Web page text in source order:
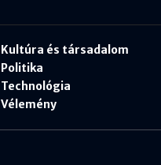
Kultúra és társadalom
Politika
Technológia
Vélemény